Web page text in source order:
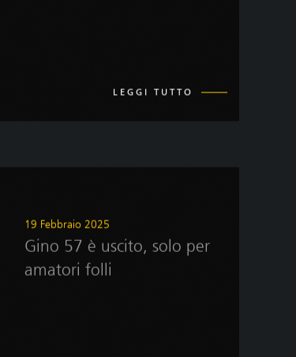
LEGGI TUTTO
19 Febbraio 2025
Gino 57 è uscito, solo per
amatori folli